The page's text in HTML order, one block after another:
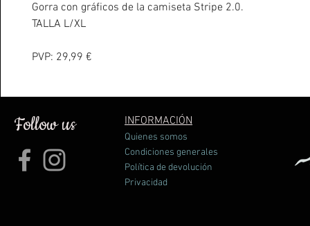
Gorra con gráficos de la camiseta Stripe 2.0.
TALLA L/XL
PVP: 29,99 €
Follow us INFORMACIÓN
Quienes somos
Condiciones generales
Política de devolución
Privacidad